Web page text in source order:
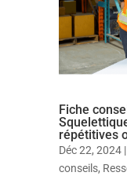
Fiche
répétitives
Déc 22, 2024|
conseils,